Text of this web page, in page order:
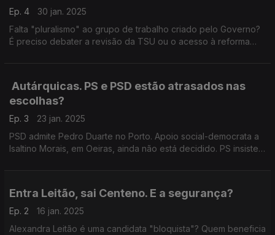
Ep. 4
30 jan. 2025
Falta "pluralismo" ao grupo de trabalho criado pelo Governo?
É preciso debater a revisão da TSU ou o acesso à reforma
Autárquicas. PS e PSD estão atrasados nas
escolhas?
Ep. 3
23 jan. 2025
PSD admite Pedro Duarte no Porto. Apoio social-democrata a
Isaltino Morais, em Oeiras, ainda não está decidido. PS insiste
Entra Leitão, sai Centeno. E a segurança?
Ep. 2
16 jan. 2025
Alexandra Leitão é uma candidata "bloquista"? Quem beneficia